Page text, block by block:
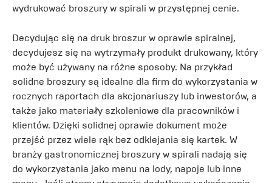
wydrukować broszury w spirali w przystępnej cenie.
Decydując się na druk broszur w oprawie spiralnej,
decydujesz się na wytrzymały produkt drukowany, który
może być używany na różne sposoby. Na przykład
solidne broszury są idealne dla firm do wykorzystania w
rocznych raportach dla akcjonariuszy lub inwestorów, a
także jako materiały szkoleniowe dla pracowników i
klientów. Dzięki solidnej oprawie dokument może
przejść przez wiele rąk bez odklejania się kartek. W
branży gastronomicznej broszury w spirali nadają się
do wykorzystania jako menu na lody, napoje lub inne